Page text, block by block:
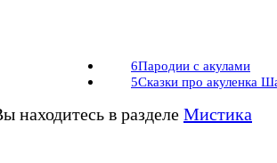
6Пародии с акулами
5Сказки про акуленка
находитесь в разделе Мистика